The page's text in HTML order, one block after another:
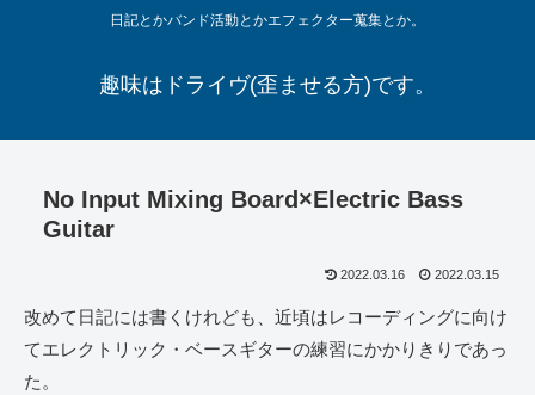
日記とかバンド活動とかエフェクター蒐集とか。
趣味はドライヴ(歪ませる方)です。
No Input Mixing Board×Electric Bass
Guitar
2022.03.16 2022.03.15
改めて日記には書くけれども、近頃はレコーディングに向け
てエレクトリック・ベースギターの練習にかかりきりであっ
た。